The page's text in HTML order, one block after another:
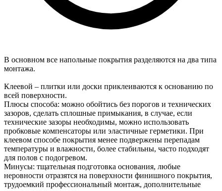
В основном все напольные покрытия разделяются на два типа
монтажа.
Клеевой – плитки или доски приклеиваются к основанию по
всей поверхности.
Плюсы способа: можно обойтись без порогов и технических
зазоров, сделать сплошные примыкания, в случае, если
технические зазоры необходимы, можно использовать
пробковые компенсаторы или эластичные герметики. При
клеевом способе покрытия менее подвержены перепадам
температуры и влажности, более стабильны, часто подходят
для полов с подогревом.
Минусы: тщательная подготовка основания, любые
неровности отразятся на поверхности финишного покрытия,
трудоемкий профессиональный монтаж, дополнительные